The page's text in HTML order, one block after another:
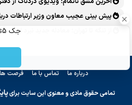
پربازدید شد
پیش بینی عجیب معاون وزیر ارتباطات
از تنگه تا تهران؛ معادله جدید نبرد ایران و
درباره ما تماس با ما فرصت
تمامی حقوق مادی و معنوی این سایت برای